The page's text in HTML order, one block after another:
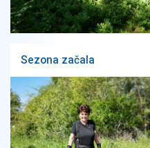
Sezona začala